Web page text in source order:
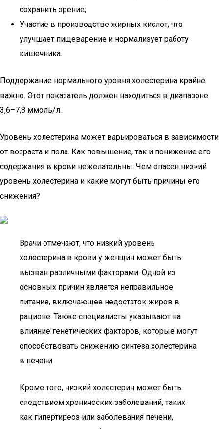
сохранить зрение;
Участие в производстве жирных кислот, что
улучшает пищеварение и нормализует работу
кишечника.
Поддержание нормального уровня холестерина крайне
важно. Этот показатель должен находиться в диапазоне
3,6–7,8 ммоль/л.
Уровень холестерина может варьироваться в зависимости
от возраста и пола. Как повышение, так и понижение его
содержания в крови нежелательны. Чем опасен низкий
уровень холестерина и какие могут быть причины его
снижения?
Врачи отмечают, что низкий уровень
холестерина в крови у женщин может быть
вызван различными факторами. Одной из
основных причин является неправильное
питание, включающее недостаток жиров в
рационе. Также специалисты указывают на
влияние генетических факторов, которые могут
способствовать снижению синтеза холестерина
в печени.
Кроме того, низкий холестерин может быть
следствием хронических заболеваний, таких
как гипертиреоз или заболевания печени,